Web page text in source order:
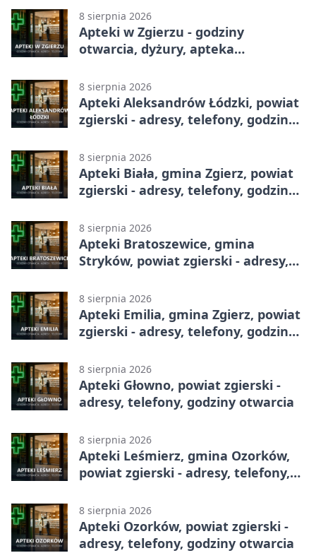
8 sierpnia 2026
Apteki w Zgierzu - godziny
otwarcia, dyżury, apteka
8 sierpnia 2026
Apteki Aleksandrów Łódzki, powiat
zgierski - adresy, telefony, godziny
8 sierpnia 2026
Apteki Biała, gmina Zgierz, powiat
zgierski - adresy, telefony, godziny
8 sierpnia 2026
Apteki Bratoszewice, gmina
Stryków, powiat zgierski - adresy,
8 sierpnia 2026
Apteki Emilia, gmina Zgierz, powiat
zgierski - adresy, telefony, godziny
8 sierpnia 2026
Apteki Głowno, powiat zgierski -
adresy, telefony, godziny otwarcia
8 sierpnia 2026
Apteki Leśmierz, gmina Ozorków,
powiat zgierski - adresy, telefony,
8 sierpnia 2026
Apteki Ozorków, powiat zgierski -
adresy, telefony, godziny otwarcia